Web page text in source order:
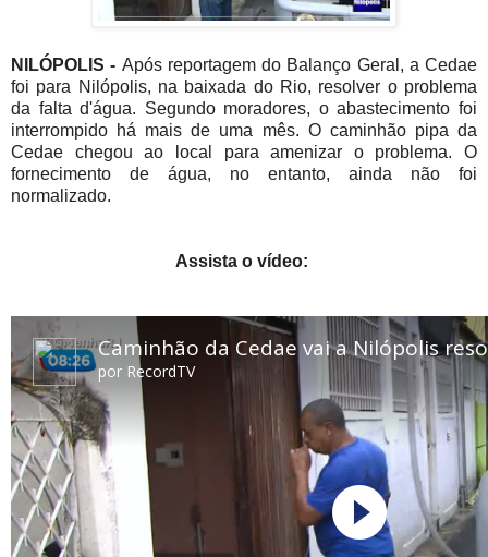
NILÓPOLIS - Após reportagem do Balanço Geral, a Cedae
foi para Nilópolis, na baixada do Rio, resolver o problema
da falta d'água. Segundo moradores, o abastecimento foi
interrompido há mais de uma mês. O caminhão pipa da
Cedae chegou ao local para amenizar o problema. O
fornecimento de água, no entanto, ainda não foi
normalizado.
Assista o vídeo: